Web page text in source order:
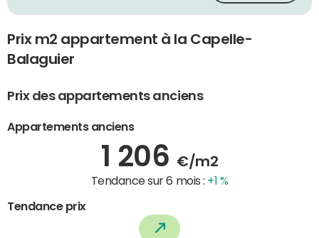
Prix m2 appartement à la Capelle-
Balaguier
Prix des appartements anciens
Appartements anciens
1 206 €/m2
Tendance sur 6 mois : +1 %
Tendance prix